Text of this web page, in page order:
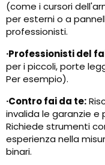
(come i cursori
per esterni o a
professionisti.
·Professionisti del
per i piccoli, porte
Per esempio).
·Contro fai da te:
invalida le garanzie e
Richiede strumenti
esperienza nella
binari.